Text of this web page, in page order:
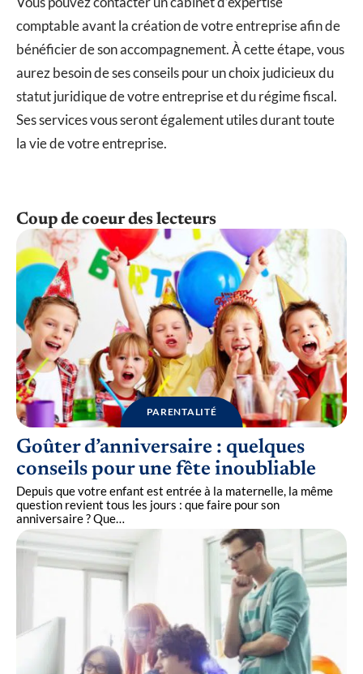
comptable avant la création de votre entreprise afin de
bénéficier de son accompagnement. À cette étape, vous
aurez besoin de ses conseils pour un choix judicieux du
statut juridique de votre entreprise et du régime fiscal.
Ses services vous seront également utiles durant toute
la vie de votre entreprise.
Coup de coeur des lecteurs
PARENTALITÉ
Goûter d’anniversaire : quelques
conseils pour une fête inoubliable
Depuis que votre enfant est entrée à la maternelle, la même
question revient tous les jours : que faire pour son
anniversaire ? Que…